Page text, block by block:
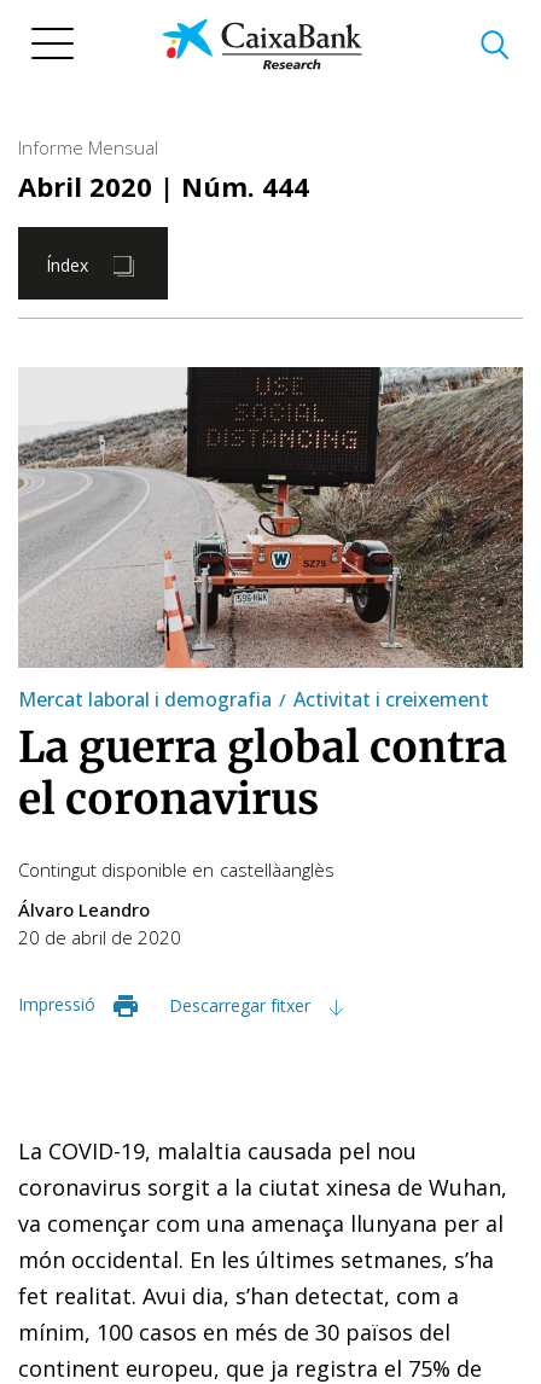
Informe Mensual
Abril 2020 | Núm. 444
Índex
Mercat laboral i demografia Activitat i creixement
La guerra global contra
el coronavirus
Contingut disponible en castellàanglès
Álvaro Leandro
20 de abril de 2020
Impressió Descarregar fitxer
La COVID-19, malaltia causada pel nou
coronavirus sorgit a la ciutat xinesa de Wuhan,
va començar com una amenaça llunyana per al
món occidental. En les últimes setmanes, s’ha
fet realitat. Avui dia, s’han detectat, com a
mínim, 100 casos en més de 30 països del
continent europeu, que ja registra el 75% de